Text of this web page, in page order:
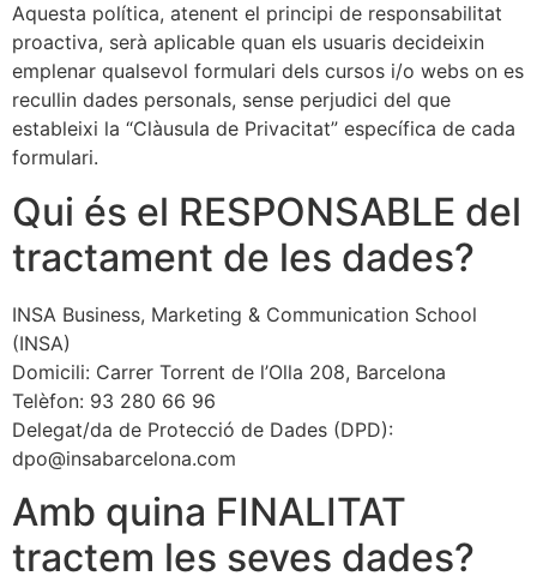
Aquesta política, atenent el principi de responsabilitat
proactiva, serà aplicable quan els usuaris decideixin
emplenar qualsevol formulari dels cursos i/o webs on es
recullin dades personals, sense perjudici del que
estableixi la “Clàusula de Privacitat” específica de cada
formulari.
Qui és el RESPONSABLE del
tractament de les dades?
INSA Business, Marketing & Communication School
(INSA)
Domicili: Carrer Torrent de l’Olla 208, Barcelona
Telèfon: 93 280 66 96
Delegat/da de Protecció de Dades (DPD):
dpo@insabarcelona.com
Amb quina FINALITAT
tractem les seves dades?